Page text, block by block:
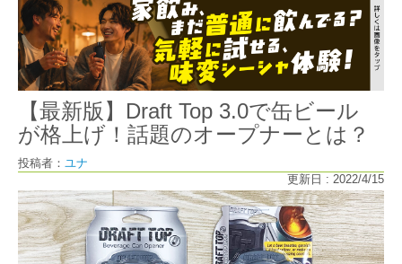
【最新版】Draft Top 3.0で缶ビール
が格上げ！話題のオープナーとは？
投稿者： ユナ
更新日 : 2022/4/15